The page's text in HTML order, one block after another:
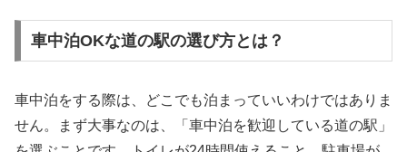
車中泊OKな道の駅の選び方とは？
車中泊をする際は、どこでも泊まっていいわけではありま
せん。まず大事なのは、「車中泊を歓迎している道の駅」